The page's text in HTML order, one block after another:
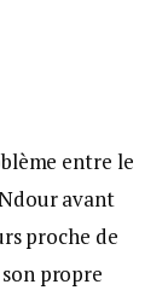
entre le
avant
proche de
propre